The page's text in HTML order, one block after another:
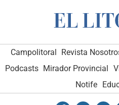
Campolitoral Revista
Podcasts Mirador Provincial
Notife